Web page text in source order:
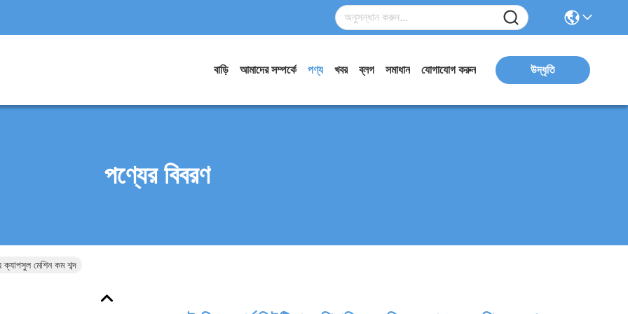
বাড়ি আমাদের সম্পর্কে পণ্য খবর ব্লগ সমাধান যোগাযোগ করুন উদ্ধৃতি
পণ্যের বিবরণ
ক্যাপসুল মেশিন কম শব্দ